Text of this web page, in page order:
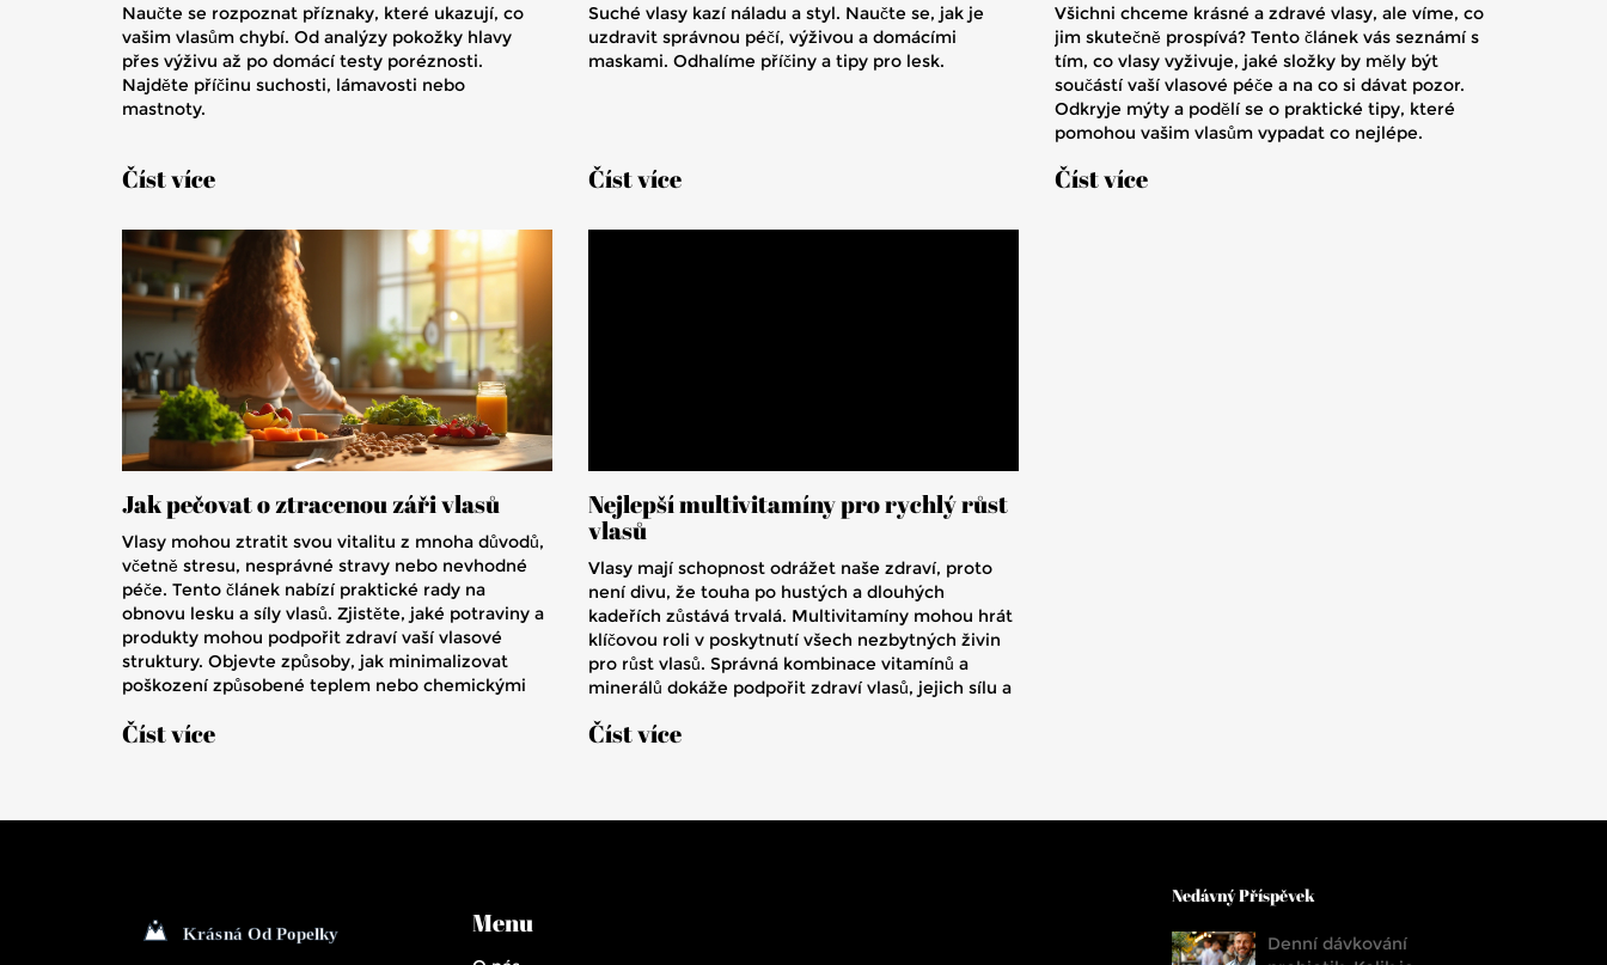
Naučte se rozpoznat příznaky, které ukazují, co
vašim vlasům chybí. Od analýzy pokožky hlavy
přes výživu až po domácí testy poréznosti.
Najděte příčinu suchosti, lámavosti nebo
mastnoty.
Číst více
Suché vlasy kazí náladu a styl. Naučte se, jak je
uzdravit správnou péčí, výživou a domácími
maskami. Odhalíme příčiny a tipy pro lesk.
Číst více
Všichni chceme krásné a zdravé vlasy, ale víme, co
jim skutečně prospívá? Tento článek vás seznámí s
tím, co vlasy vyživuje, jaké složky by měly být
součástí vaší vlasové péče a na co si dávat pozor.
Odkryje mýty a podělí se o praktické tipy, které
pomohou vašim vlasům vypadat co nejlépe.
Číst více
Jak pečovat o ztracenou záři vlasů
Vlasy mohou ztratit svou vitalitu z mnoha důvodů,
včetně stresu, nesprávné stravy nebo nevhodné
péče. Tento článek nabízí praktické rady na
obnovu lesku a síly vlasů. Zjistěte, jaké potraviny a
produkty mohou podpořit zdraví vaší vlasové
struktury. Objevte způsoby, jak minimalizovat
poškození způsobené teplem nebo chemickými
vlasům ztracenou energii.
Číst více
Nejlepší multivitamíny pro rychlý růst
vlasů
Vlasy mají schopnost odrážet naše zdraví, proto
není divu, že touha po hustých a dlouhých
kadeřích zůstává trvalá. Multivitamíny mohou hrát
klíčovou roli v poskytnutí všech nezbytných živin
pro růst vlasů. Správná kombinace vitamínů a
minerálů dokáže podpořit zdraví vlasů, jejich sílu a
nezbytné a jaké potraviny jim mohou pomoci růst
Číst více
Menu
Nedávný Příspěvek
Denní dávkování